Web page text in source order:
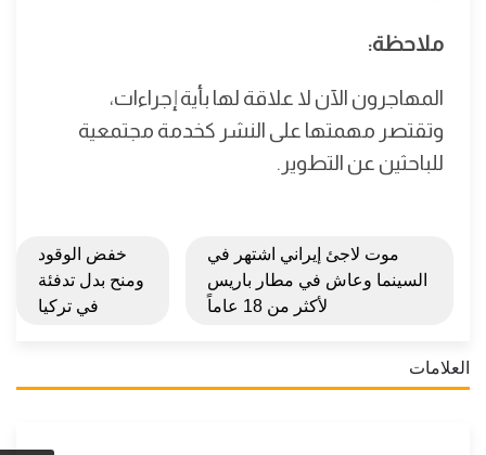
ملاحظة:
المهاجرون الآن لا علاقة لها بأية إجراءات،
وتقتصر مهمتها على النشر كخدمة مجتمعية
للباحثين عن التطوير.
موت لاجئ إيراني اشتهر في
السينما وعاش في مطار باريس
لأكثر من 18 عاماً
خفض الوقود
ومنح بدل تدفئة
في تركيا
العلامات